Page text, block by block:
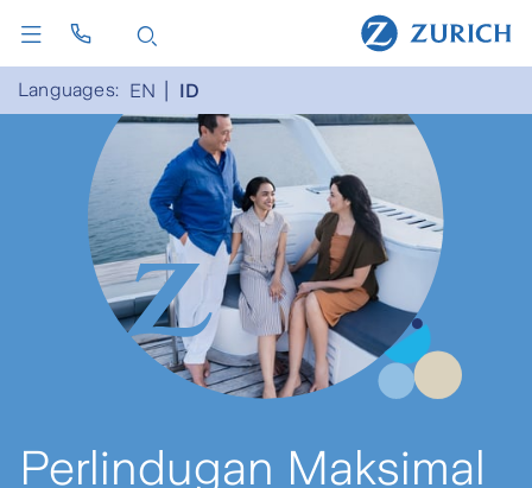
Languages: EN ID
Perlindugan Maksimal